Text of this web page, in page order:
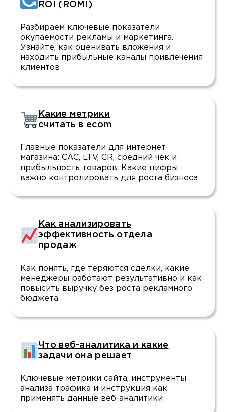
ROI (ROMI)
Разбираем ключевые показатели
окупаемости рекламы и маркетинга.
Узнайте, как оценивать вложения и
находить прибыльные каналы привлечения
клиентов
Какие метрики
считать в ecom
Главные показатели для интернет-
магазина: CAC, LTV, CR, средний чек и
прибыльность товаров. Какие цифры
важно контролировать для роста бизнеса
Как анализировать
эффективность отдела
продаж
Как понять, где теряются сделки, какие
менеджеры работают результативно и как
повысить выручку без роста рекламного
бюджета
Что веб-аналитика и какие
задачи она решает
Ключевые метрики сайта, инструменты
анализа трафика и инструкция как
применять данные веб-аналитики